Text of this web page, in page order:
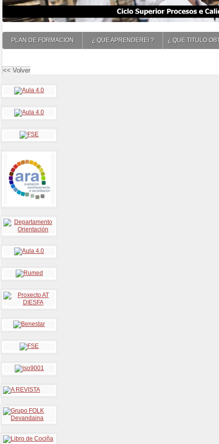
PLAN DE FORMACION ¿ QUE APRENDEREI ? ¿ QUE TITULO